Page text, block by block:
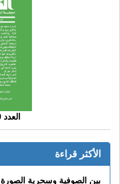
العدد 199 - 2026 Jul
الأكثر قراءة
بين الصوفية وسحرية الصورة